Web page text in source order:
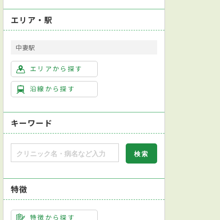
エリア・駅
中妻駅
エリアから探す
沿線から探す
キーワード
特徴
特徴から探す